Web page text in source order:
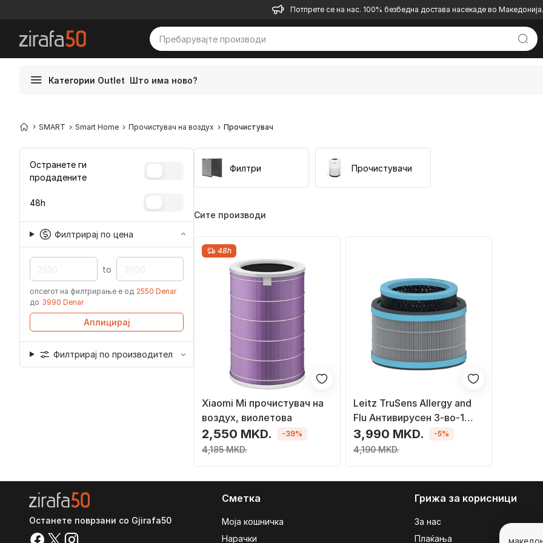
Потпрете се на нас. 100% безбедна достава насекаде во Македонија.
Категории Outlet Што има ново?
SMART Smart Home Прочистувач на воздух Прочистувач
Остранете ги
продадените
48h
Филтрирај по цена
to
опсегот на филтрирање е од 2550 Denar
до 3990 Denar
Аплицирај
Филтрирај по производител
Филтри Прочистувачи
Сите производи
48h
Xiaomi Mi прочистувач на
воздух, виолетова
2,550 MKD.
4,185 MKD.
-39%
Leitz TruSens Allergy and
Flu Антивирусен 3-во-1
HEPA Филтер Барабан
3,990 MKD.
4,190 MKD.
-5%
Останете поврзани со Gjirafa50
Сметка
Моја кошничка
Нарачки
Грижа за корисници
За нас
Плаќања